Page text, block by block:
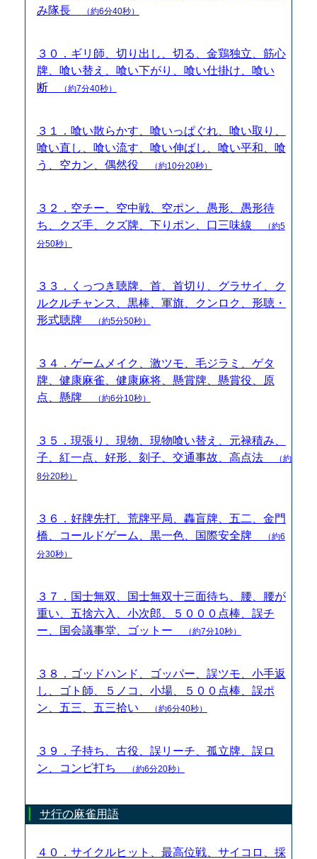
み隊長
（約6分40秒）
３０．ギリ師、切り出し、切る、金鶏独立、筋心
牌、喰い替え、喰い下がり、喰い仕掛け、喰い
断
（約7分40秒）
３１．喰い散らかす、喰いっぱぐれ、喰い取り、
喰い直し、喰い流す、喰い伸ばし、喰い平和、喰
う、空カン、偶然役
（約10分20秒）
３２．空チー、空中戦、空ポン、愚形、愚形待
ち、クズ手、クズ牌、下りポン、口三味線
（約5
分50秒）
３３．くっつき聴牌、首、首切り、グラサイ、ク
ルクルチャンス、黒棒、軍旗、クンロク、形聴・
形式聴牌
（約5分50秒）
３４．ゲームメイク、激ツモ、毛ジラミ、ゲタ
牌、健康麻雀、健康麻将、懸賞牌、懸賞役、原
点、懸牌
（約6分10秒）
３５．現張り、現物、現物喰い替え、元禄積み、
子、紅一点、好形、刻子、交通事故、高点法
（約
8分20秒）
３６．好牌先打、荒牌平局、轟盲牌、五二、金門
橋、コールドゲーム、黒一色、国際安全牌
（約6
分30秒）
３７．国士無双、国士無双十三面待ち、腰、腰が
重い、五捨六入、小次郎、５０００点棒、誤チ
ー、国会議事堂、ゴットー
（約7分10秒）
３８．ゴッドハンド、ゴッパー、誤ツモ、小手返
し、ゴト師、５ノコ、小場、５００点棒、誤ポ
ン、五三、五三拾い
（約6分40秒）
３９．子持ち、古役、誤リーチ、孤立牌、誤ロ
ン、コンビ打ち
（約6分20秒）
サ行の麻雀用語
４０．サイクルヒット、最高位戦、サイコロ、採